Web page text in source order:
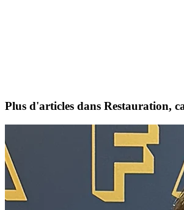
Plus d'articles dans Restauration,